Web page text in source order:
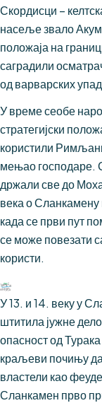
Скордисци –
насеље звало
положаја на
саградили
од варварских
У време сеобе
стратегијски
користили
мењао господаре.
држали све до
века о
када се први пут
се може повезати
користи.
У 13. и 14. веку у
штитила јужне
опасност од
краљеви почињу да
властели као
Сланкамен прво